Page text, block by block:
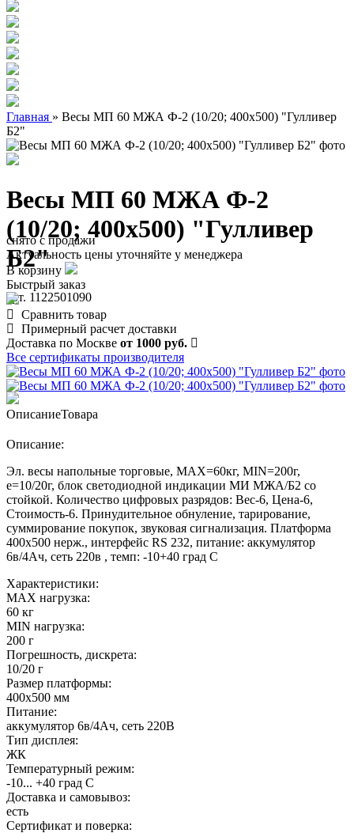
Главная » Весы МП 60 МЖА Ф-2 (10/20; 400х500) "Гулливер
Б2"
Весы МП 60 МЖА Ф-2
(10/20; 400х500) "Гулливер
Б2"
арт. 1122501090
снято с продажи
Актуальность цены уточняйте у менеджера
В корзину
Быстрый заказ
Сравнить товар
Примерный расчет доставки
Доставка по Москве от 1000 руб.
Все сертификаты производителя
ОписаниеТовара
Описание:
Эл. весы напольные торговые, МАХ=60кг, MIN=200г,
e=10/20г, блок светодиодной индикации МИ МЖА/Б2 со
стойкой. Количество цифровых разрядов: Вес-6, Цена-6,
Стоимость-6. Принудительное обнуление, тарирование,
суммирование покупок, звуковая сигнализация. Платформа
400х500 нерж., интерфейс RS 232, питание: аккумулятор
6в/4Ач, сеть 220в , темп: -10+40 град С
Характеристики:
MAX нагрузка:
60 кг
MIN нагрузка:
200 г
Погрешность, дискрета:
10/20 г
Размер платформы:
400х500 мм
Питание:
аккумулятор 6в/4Ач, сеть 220В
Тип дисплея:
ЖК
Температурный режим:
-10... +40 град С
Доставка и самовывоз:
есть
Сертификат и поверка: